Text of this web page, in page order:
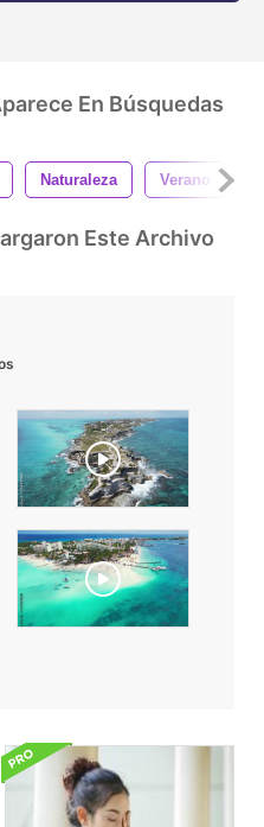
En Búsquedas
Naturaleza Verano
Este Archivo